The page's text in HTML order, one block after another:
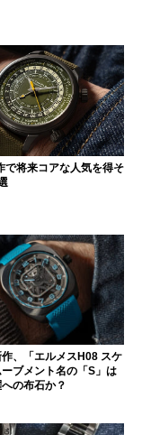
で将来コアな人気を得そ
、「エルメスH08 スケ
ーブメント名の「S」は
の布石か？